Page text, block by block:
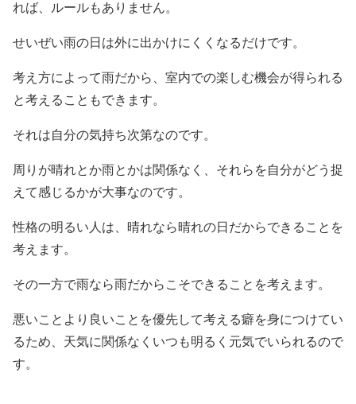
れば、ルールもありません。
せいぜい雨の日は外に出かけにくくなるだけです。
考え方によって雨だから、室内での楽しむ機会が得られる
と考えることもできます。
それは自分の気持ち次第なのです。
周りが晴れとか雨とかは関係なく、それらを自分がどう捉
えて感じるかが大事なのです。
性格の明るい人は、晴れなら晴れの日だからできることを
考えます。
その一方で雨なら雨だからこそできることを考えます。
悪いことより良いことを優先して考える癖を身につけてい
るため、天気に関係なくいつも明るく元気でいられるので
す。